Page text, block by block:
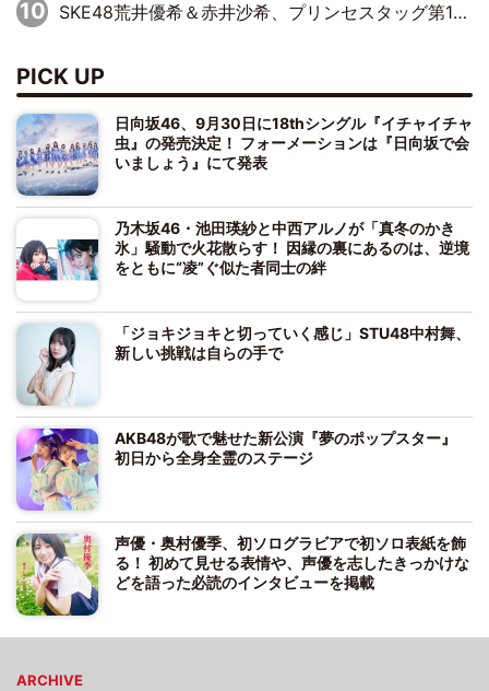
SKE48荒井優希＆赤井沙希、プリンセスタッグ第10代王者のベルトを手にして号泣
PICK UP
日向坂46、9月30日に18thシングル『イチャイチャ
虫』の発売決定！ フォーメーションは『日向坂で会
いましょう』にて発表
乃木坂46・池田瑛紗と中西アルノが「真冬のかき
氷」騒動で火花散らす！ 因縁の裏にあるのは、逆境
をともに“凌”ぐ似た者同士の絆
「ジョキジョキと切っていく感じ」STU48中村舞、
新しい挑戦は自らの手で
AKB48が歌で魅せた新公演『夢のポップスター』
初日から全身全霊のステージ
声優・奥村優季、初ソログラビアで初ソロ表紙を飾
る！ 初めて見せる表情や、声優を志したきっかけな
どを語った必読のインタビューを掲載
ARCHIVE